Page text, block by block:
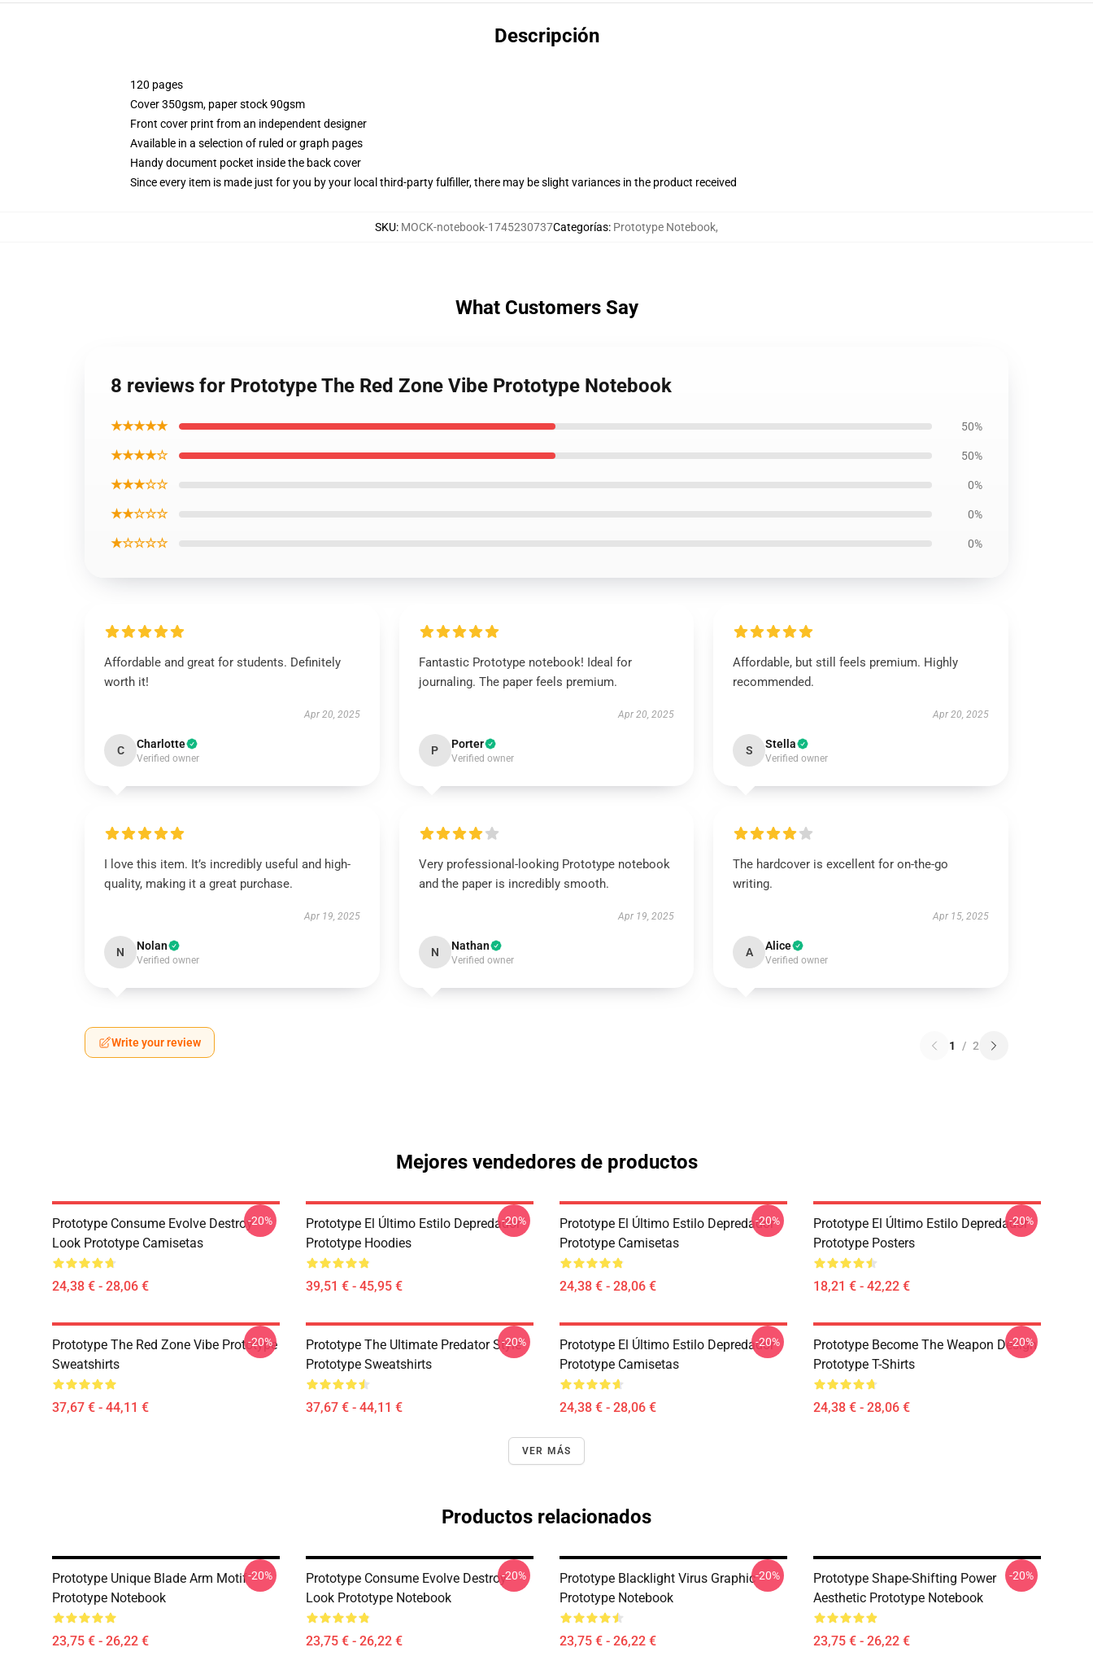
Descripción
120 pages
Cover 350gsm, paper stock 90gsm
Front cover print from an independent designer
Available in a selection of ruled or graph pages
Handy document pocket inside the back cover
Since every item is made just for you by your local third-party fulfiller, there may be slight variances in the product received
SKU: MOCK-notebook-1745230737Categorías: Prototype Notebook,
What Customers Say
8 reviews for Prototype The Red Zone Vibe Prototype Notebook
★★★★★ 50%
★★★★☆ 50%
★★★☆☆ 0%
★★☆☆☆ 0%
★☆☆☆☆ 0%
Affordable and great for students. Definitely
worth it!
Apr 20, 2025
C Charlotte
Verified owner
Fantastic Prototype notebook! Ideal for
journaling. The paper feels premium.
Apr 20, 2025
P Porter
Verified owner
Affordable, but still feels premium. Highly
recommended.
Apr 20, 2025
S Stella
Verified owner
I love this item. It’s incredibly useful and high-
quality, making it a great purchase.
Apr 19, 2025
N Nolan
Verified owner
Very professional-looking Prototype notebook
and the paper is incredibly smooth.
Apr 19, 2025
N Nathan
Verified owner
The hardcover is excellent for on-the-go
writing.
Apr 15, 2025
A Alice
Verified owner
Write your review 1 / 2
Mejores vendedores de productos
Prototype Consume Evolve Destroy
Look Prototype Camisetas
24,38 € - 28,06 €
-20%
Prototype El Último Estilo Depredador
Prototype Hoodies
39,51 € - 45,95 €
-20%
Prototype El Último Estilo Depredador
Prototype Camisetas
24,38 € - 28,06 €
-20%
Prototype El Último Estilo Depredador
Prototype Posters
18,21 € - 42,22 €
-20%
Prototype The Red Zone Vibe Prototype
Sweatshirts
37,67 € - 44,11 €
-20%
Prototype The Ultimate Predator Style
Prototype Sweatshirts
37,67 € - 44,11 €
-20%
Prototype El Último Estilo Depredador
Prototype Camisetas
24,38 € - 28,06 €
-20%
Prototype Become The Weapon Design
Prototype T-Shirts
24,38 € - 28,06 €
-20%
VER MÁS
Productos relacionados
Prototype Unique Blade Arm Motif
Prototype Notebook
23,75 € - 26,22 €
-20%
Prototype Consume Evolve Destroy
Look Prototype Notebook
23,75 € - 26,22 €
-20%
Prototype Blacklight Virus Graphic
Prototype Notebook
23,75 € - 26,22 €
-20%
Prototype Shape-Shifting Power
Aesthetic Prototype Notebook
23,75 € - 26,22 €
-20%